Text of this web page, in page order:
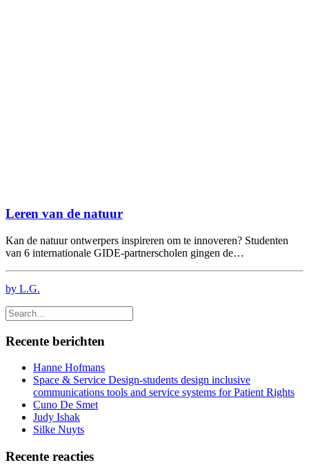
Leren van de natuur
Kan de natuur ontwerpers inspireren om te innoveren? Studenten
van 6 internationale GIDE-partnerscholen gingen de…
by L.G.
Recente berichten
Hanne Hofmans
Space & Service Design-students design inclusive
communications tools and service systems for Patient Rights
Cuno De Smet
Judy Ishak
Silke Nuyts
Recente reacties